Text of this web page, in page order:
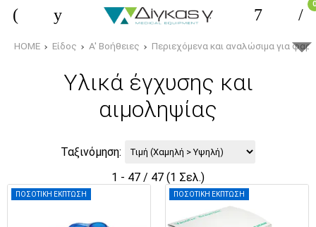
0
HOME Είδος Α' Βοήθειες Περιεχόμενα και αναλώσιμα για
Yλικά έγχυσης και
αιμοληψίας
Ταξινόμηση:
1 - 47 / 47 (1 Σελ.)
ΠΟΣΟΤΙΚΗ ΕΚΠΤΩΣΗ ΠΟΣΟΤΙΚΗ ΕΚΠΤΩΣΗ